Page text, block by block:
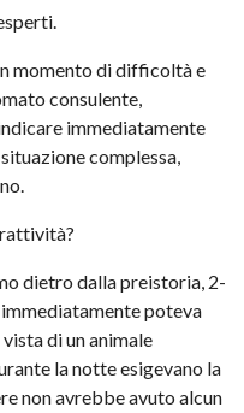
momento di difficoltà e
consulente,
immediatamente
complessa,
dietro dalla preistoria, 2-
poteva
di un animale
la notte esigevano la
non avrebbe avuto alcun